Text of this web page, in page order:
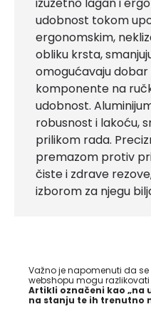
udobnost tokom
ergonomskim,
obliku krsta,
omogućavaju
komponente na
udobnost.
robusnost i lakoću,
prilikom rada.
premazom protiv
čiste i zdrave
izborom za njegu
Važno je napomenuti da
webshopu mogu
Artikli označeni kao „na
na stanju te ih trenutno